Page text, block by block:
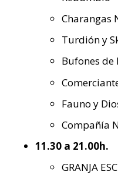
Charangas
Turdión y
Bufones de
Fauno y
Compañía
11.30 a 21.00h.
GRANJA